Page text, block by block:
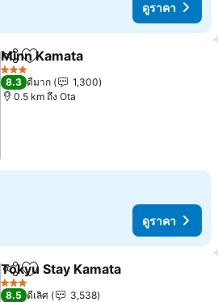
ดูราคา
แชร์ เพิ่มในรายการโปรด
Minn Kamata
3 ดาว
8.3 ดีมาก
1,300
0.5 km ถึง Ota
ดูราคา
แชร์ เพิ่มในรายการโปรด
Tokyu Stay Kamata
3 ดาว
8.5 ดีเลิศ
3,538